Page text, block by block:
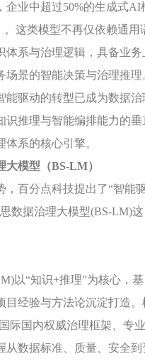
企业中超过50%的生成式AI
。这类模型不再仅依赖通用
体系与治理逻辑，具备业务
场景的智能决策与治理推理
能驱动的转型已成为数据治
识推理与智能编排能力的垂
系的核心引擎。
大模型（BS-LM）
，百分点科技提出了“智能
数据治理大模型(BS-LM)这
以“知识+推理”为核心，基
目经验与方法论沉淀打造。
际国内权威治理框架、专
从数据标准、质量、安全到